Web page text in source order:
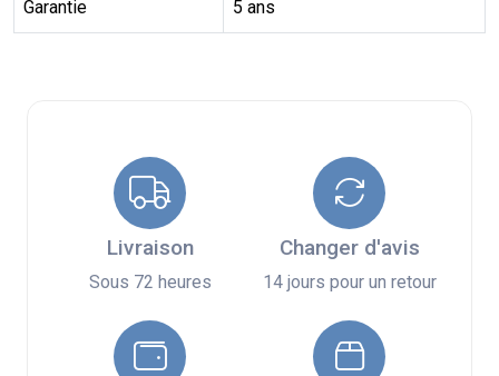
Garantie 5 ans
Livraison
Sous 72 heures
Changer d'avis
14 jours pour un retour